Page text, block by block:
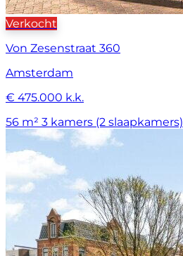
Verkocht
Von Zesenstraat 360
Amsterdam
€ 475.000 k.k.
56 m² 3 kamers (2 slaapkamers)